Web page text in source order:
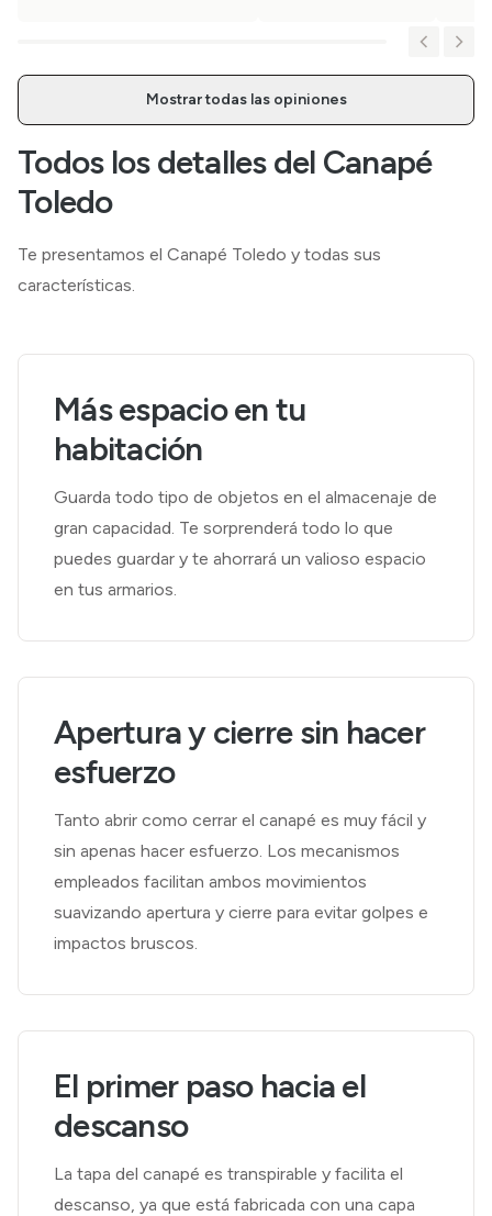
Mostrar todas las opiniones
Todos los detalles del Canapé
Toledo
Te presentamos el Canapé Toledo y todas sus
características.
Más espacio en tu
habitación
Guarda todo tipo de objetos en el almacenaje de
gran capacidad. Te sorprenderá todo lo que
puedes guardar y te ahorrará un valioso espacio
en tus armarios.
Apertura y cierre sin hacer
esfuerzo
Tanto abrir como cerrar el canapé es muy fácil y
sin apenas hacer esfuerzo. Los mecanismos
empleados facilitan ambos movimientos
suavizando apertura y cierre para evitar golpes e
impactos bruscos.
El primer paso hacia el
descanso
La tapa del canapé es transpirable y facilita el
descanso, ya que está fabricada con una capa